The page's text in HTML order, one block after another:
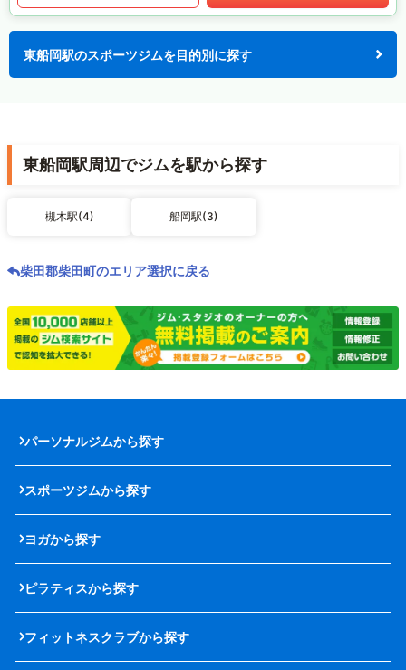
東船岡駅のスポーツジムを目的別に探す
東船岡駅周辺でジムを駅から探す
槻木駅(4) 船岡駅(3)
柴田郡柴田町のエリア選択に戻る
パーソナルジムから探す
スポーツジムから探す
ヨガから探す
ピラティスから探す
フィットネスクラブから探す